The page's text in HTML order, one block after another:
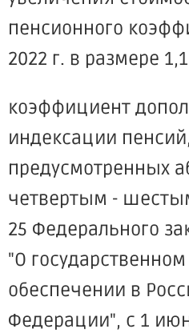
пенсионного
2022 г. в размере
коэффициент
индексации пенсий,
предусмотренных
четвертым -
25 Федерального
"О
обеспечении в
Федерации", с 1